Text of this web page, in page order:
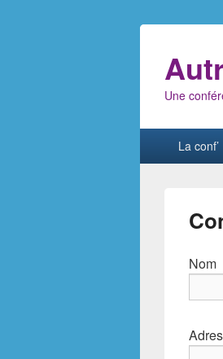
Une
principalLa conf’
Nom